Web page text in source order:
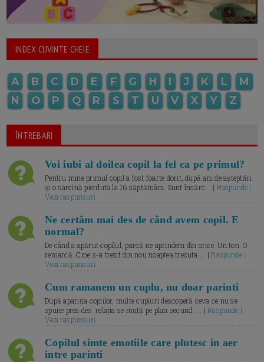
INDEX CUVINTE CHEIE
A B C D E F G H I J K L
M
N
O P Q R S T U V X Y Z
ÎNTREBARI
Voi iubi al doilea copil la fel ca pe primul?
Pentru mine primul copil a fost foarte dorit, după ani de așteptări
și o sarcină pierduta la 16 săptămâni. Sunt însărc... | Raspunde |
Vezi raspunsuri
Ne certăm mai des de când avem copil. E
normal?
De când a apărut copilul, parcă ne aprindem din orice. Un ton. O
remarcă. Cine s-a trezit din nou noaptea trecuta.... |Raspunde |
Vezi raspunsuri
Cum ramanem un cuplu, nu doar parinti
După apariția copiilor, multe cupluri descoperă ceva ce nu se
spune prea des: relația se mută pe plan secund. ... |Raspunde |
Vezi raspunsuri
Copilul simte emotiile care plutesc in aer
intre parinti